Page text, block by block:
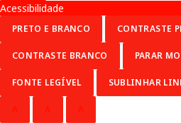
Acessibilidade
PRETO E BRANCO CONTRASTE
CONTRASTE BRANCO PARAR
FONTE LEGÍVEL SUBLINHAR